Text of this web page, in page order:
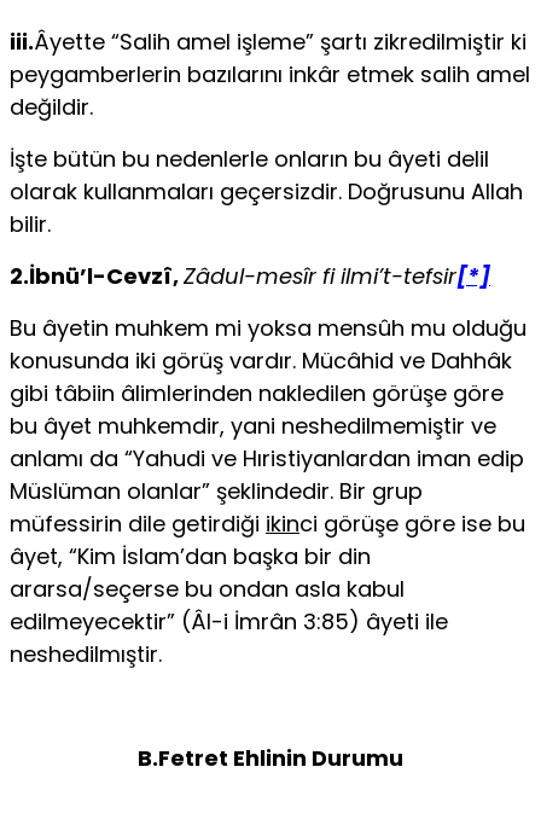
iii.Âyette “Salih amel işleme” şartı zikredilmiştir ki
peygamberlerin bazıla­rını inkâr etmek salih amel
değildir.
İşte bütün bu nedenlerle onların bu âyeti delil
olarak kullanmaları geçersiz­dir. Doğrusunu Allah
bilir.
2.İbnü’l-Cevzî,Zâdul-mesîr fi ilmi’t-tefsir[*]
Bu âyetin muhkem mi yoksa mensûh mu olduğu
konusunda iki görüş vardır. Mücâhid ve Dahhâk
gibi tâbiin âlimlerinden nakledilen görüşe göre
bu âyet muhkemdir, yani neshedilmemiştir ve
anlamı da “Yahudi ve Hıristiyanlardan iman edip
Müslüman olanlar” şeklindedir. Bir grup
müfessirin dile getirdiği ikinci görüşe göre ise bu
âyet, “Kim İslam’dan başka bir din
ararsa/seçerse bu ondan asla kabul
edilmeyecektir” (Âl-i İmrân 3:85) âyeti ile
neshedilmıştir.
B.Fetret Ehlinin Durumu